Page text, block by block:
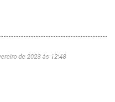
de 2023 às 12:48